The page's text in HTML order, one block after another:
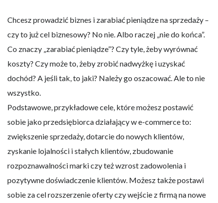
Chcesz prowadzić biznes i zarabiać pieniądze na sprzedaży –
czy to już cel biznesowy? No nie. Albo raczej „nie do końca”.
Co znaczy „zarabiać pieniądze”? Czy tyle, żeby wyrównać
koszty? Czy może to, żeby zrobić nadwyżkę i uzyskać
dochód? A jeśli tak, to jaki? Należy go oszacować. Ale to nie
wszystko.
Podstawowe, przykładowe cele, które możesz postawić
sobie jako przedsiębiorca działający w e-commerce to:
zwiększenie sprzedaży, dotarcie do nowych klientów,
zyskanie lojalności i stałych klientów, zbudowanie
rozpoznawalności marki czy też wzrost zadowolenia i
pozytywne doświadczenie klientów. Możesz także postawić
sobie za cel rozszerzenie oferty czy wejście z firmą na nowe